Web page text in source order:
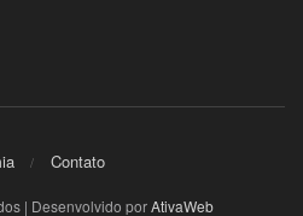
Contato
| Desenvolvido porAtivaWeb